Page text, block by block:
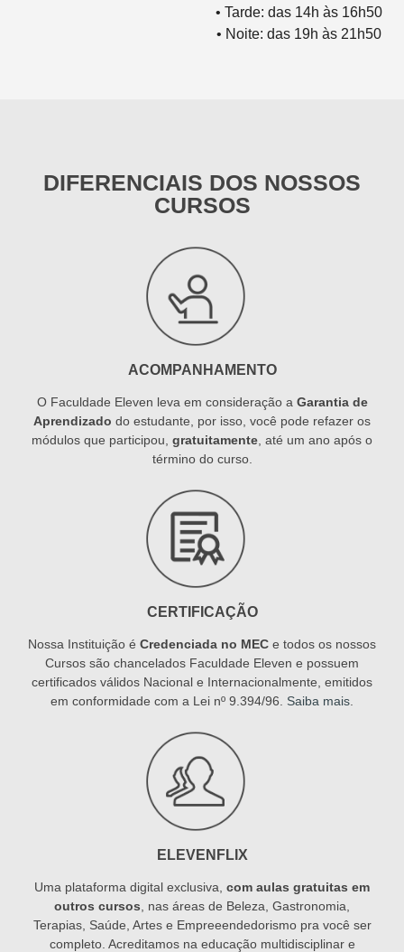
• Tarde: das 14h às 16h50
• Noite: das 19h às 21h50
DIFERENCIAIS DOS NOSSOS
CURSOS
ACOMPANHAMENTO
O Faculdade Eleven leva em consideração a Garantia de
Aprendizado do estudante, por isso, você pode refazer os
módulos que participou, gratuitamente , até um ano após o
término do curso.
CERTIFICAÇÃO
Nossa Instituição é Credenciada no MEC e todos os nossos
Cursos são chancelados Faculdade Eleven e possuem
certificados válidos Nacional e Internacionalmente, emitidos
em conformidade com a Lei nº 9.394/96. Saiba mais
ELEVENFLIX
Uma plataforma digital exclusiva, com aulas gratuitas em
outros cursos , nas áreas de Beleza, Gastronomia,
Terapias, Saúde, Artes e Empreeendedorismo pra você ser
completo. Acreditamos na educação multidisciplinar e